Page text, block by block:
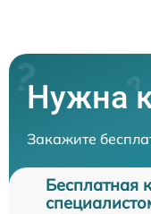
Нужна
Закажите
Бесплатная